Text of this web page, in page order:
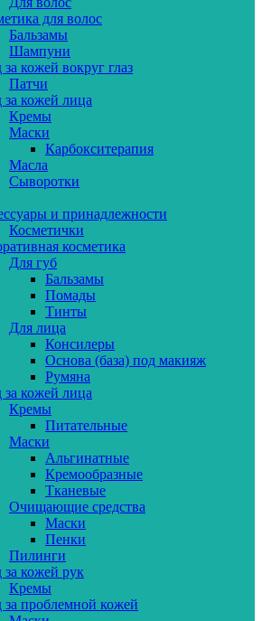
для волос
Бальзамы
Шампуни
за кожей вокруг глаз
Патчи
за кожей лица
Кремы
Маски
Карбокситерапия
Масла
Сыворотки
и принадлежности
Косметички
косметика
Для губ
Бальзамы
Помады
Тинты
Для лица
Консилеры
Основа (база) под макияж
Румяна
за кожей лица
Кремы
Питательные
Маски
Альгинатные
Кремообразные
Тканевые
Очищающие средства
Маски
Пенки
Пилинги
за кожей рук
Кремы
за проблемной кожей